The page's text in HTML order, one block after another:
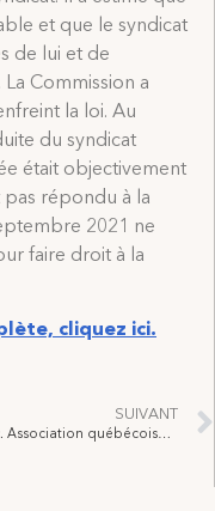
et que le syndicat
de lui et de
Commission a
la loi. Au
du syndicat
était objectivement
pas répondu à la
2021 ne
faire droit à la
cliquez ici.
SUIVANT
AQPM c. Association québécoise des techniciens et techniciennes de l'image et du son, section locale 514 de l'Alliance internationale des employés de scène, de théâtre, techniciens de l'image, artistes et métiers connexes des États-Unis, ses territoires et du Canada, 2022 QCTAT 5837